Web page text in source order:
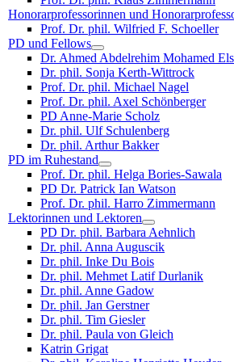
Honorarprofessorinnen und
Prof. Dr. phil. Wilfried F. Schoeller
PD und Fellows
Dr. Ahmed Abdelrehim Mohamed
Dr. phil. Sonja Kerth-Wittrock
Prof. Dr. phil. Michael Nagel
Prof. Dr. phil. Axel Schönberger
PD Anne-Marie Scholz
Dr. phil. Ulf Schulenberg
Dr. phil. Arthur Bakker
PD im Ruhestand
Prof. Dr. phil. Helga Bories-Sawala
PD Dr. Patrick Ian Watson
Prof. Dr. phil. Harro Zimmermann
Lektorinnen und Lektoren
PD Dr. phil. Barbara Aehnlich
Dr. phil. Anna Auguscik
Dr. phil. Inke Du Bois
Dr. phil. Mehmet Latif Durlanik
Dr. phil. Anne Gadow
Dr. phil. Jan Gerstner
Dr. phil. Tim Giesler
Dr. phil. Paula von Gleich
Katrin Grigat